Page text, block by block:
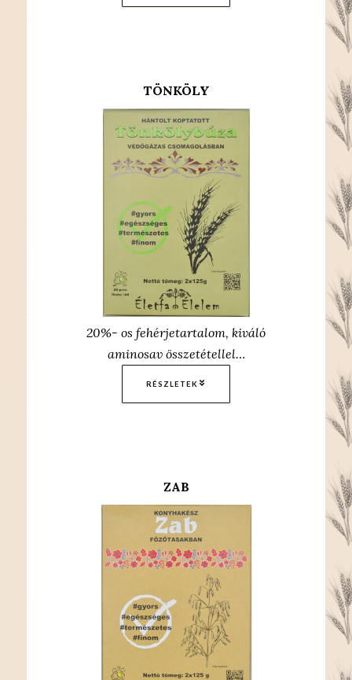
TÖNKÖLY
20%- os fehérjetartalom, kiváló
aminosav összetétellel…
RÉSZLETEK
ZAB